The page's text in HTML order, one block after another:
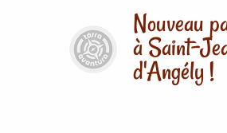
Nouveau
à Saint-
d'Angély !